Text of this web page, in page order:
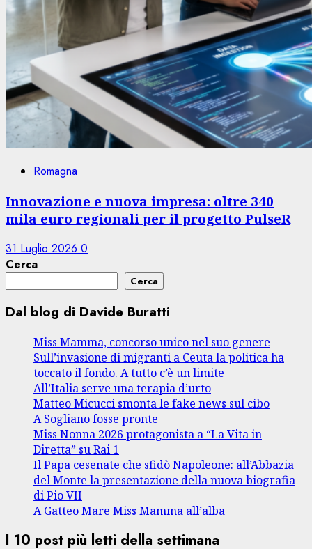
Romagna
Innovazione e nuova impresa: oltre 340
mila euro regionali per il progetto PulseR
31 Luglio 2026 0
Cerca
Cerca
Dal blog di Davide Buratti
Miss Mamma, concorso unico nel suo genere
Sull’invasione di migranti a Ceuta la politica ha
toccato il fondo. A tutto c’è un limite
All’Italia serve una terapia d’urto
Matteo Micucci smonta le fake news sul cibo
A Sogliano fosse pronte
Miss Nonna 2026 protagonista a “La Vita in
Diretta” su Rai 1
Il Papa cesenate che sfidò Napoleone: all’Abbazia
del Monte la presentazione della nuova biografia
di Pio VII
A Gatteo Mare Miss Mamma all’alba
I 10 post più letti della settimana